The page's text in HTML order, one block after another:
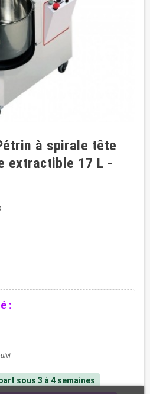
à spirale tête
extractible 17 L -
:
sous 3 à 4 semaines